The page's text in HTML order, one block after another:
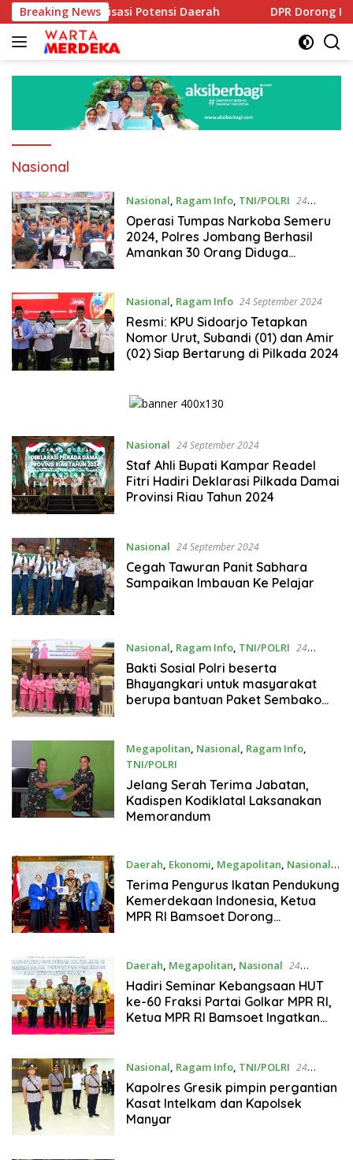
Langsung
ke
konten
Breaking News
Potensi Daerah DPR Dorong Program PTSL
Nasional
Nasional, Ragam Info, TNI/POLRI 24
September 2024
Operasi Tumpas Narkoba Semeru
2024, Polres Jombang Berhasil
Amankan 30 Orang Diduga
Nasional, Ragam Info 24 September 2024
Resmi: KPU Sidoarjo Tetapkan
Nomor Urut, Subandi (01) dan Amir
(02) Siap Bertarung di Pilkada 2024
Nasional 24 September 2024
Staf Ahli Bupati Kampar Readel
Fitri Hadiri Deklarasi Pilkada Damai
Provinsi Riau Tahun 2024
Nasional 24 September 2024
Cegah Tawuran Panit Sabhara
Sampaikan Imbauan Ke Pelajar
Nasional, Ragam Info, TNI/POLRI 24
September 2024
Bakti Sosial Polri beserta
Bhayangkari untuk masyarakat
berupa bantuan Paket Sembako
Megapolitan Nasional Ragam Info,
TNI/POLRI
24 September 2024
Jelang Serah Terima Jabatan,
Kadispen Kodiklatal Laksanakan
Memorandum
Daerah Ekonomi Megapolitan Nasional
24 September 2024
Terima Pengurus Ikatan Pendukung
Kemerdekaan Indonesia, Ketua
MPR RI Bamsoet Dorong
Daerah, Megapolitan, Nasional 24
September 2024
Hadiri Seminar Kebangsaan HUT
ke-60 Fraksi Partai Golkar MPR RI,
Ketua MPR RI Bamsoet Ingatkan
Nasional Ragam Info, TNI/POLRI 24
September 2024
Kapolres Gresik pimpin pergantian
Kasat Intelkam dan Kapolsek
Manyar